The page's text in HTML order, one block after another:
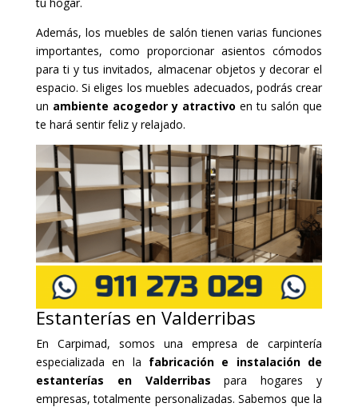
Además, los muebles de salón tienen varias funciones
importantes, como proporcionar asientos cómodos
para ti y tus invitados, almacenar objetos y decorar el
espacio. Si eliges los muebles adecuados, podrás crear
un ambiente acogedor y atractivo en tu salón que
te hará sentir feliz y relajado.
Estanterías en Valderribas
En Carpimad, somos una empresa de carpintería
especializada en la fabricación e instalación de
estanterías en Valderribas para hogares y
empresas, totalmente personalizadas. Sabemos que la